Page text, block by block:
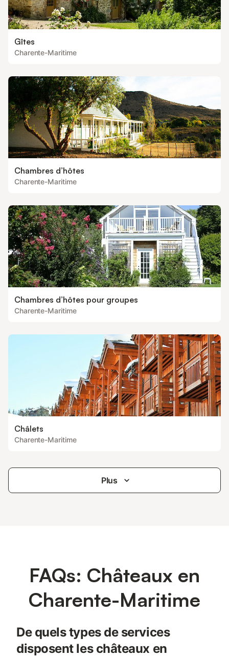
Gîtes
Charente-Maritime
Chambres d’hôtes
Charente-Maritime
Chambres d’hôtes pour groupes
Charente-Maritime
Châlets
Charente-Maritime
Plus
FAQs: Châteaux en
Charente-Maritime
De quels types de services
disposent les châteaux en